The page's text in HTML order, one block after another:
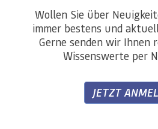
Wollen Sie über
immer bestens und
Gerne senden wir Ihnen
Wissenswerte per
JETZT